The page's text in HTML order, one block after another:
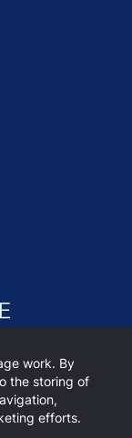
work. By
the storing of
efforts.